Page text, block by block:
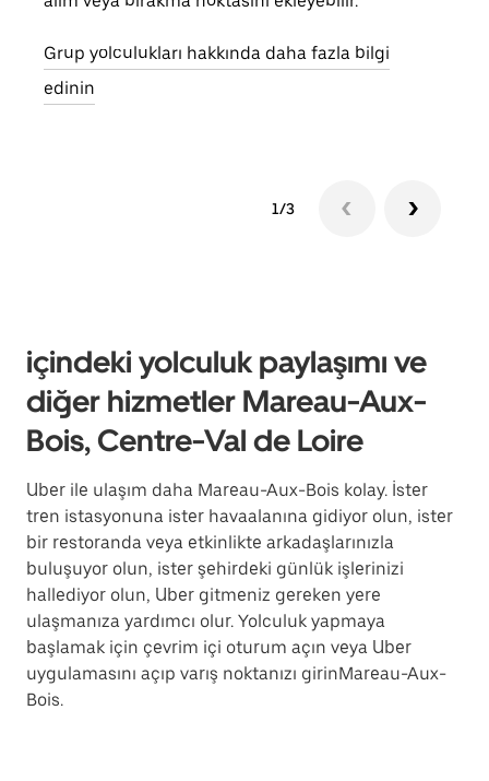
Grup yolculukları hakkında daha fazla bilgi
edinin
1/3
içindeki yolculuk paylaşımı ve
diğer hizmetler Mareau-Aux-
Bois, Centre-Val de Loire
Uber ile ulaşım daha Mareau-Aux-Bois kolay. İster
tren istasyonuna ister havaalanına gidiyor olun, ister
bir restoranda veya etkinlikte arkadaşlarınızla
buluşuyor olun, ister şehirdeki günlük işlerinizi
hallediyor olun, Uber gitmeniz gereken yere
ulaşmanıza yardımcı olur. Yolculuk yapmaya
başlamak için çevrim içi oturum açın veya Uber
uygulamasını açıp varış noktanızı girinMareau-Aux-
Bois.